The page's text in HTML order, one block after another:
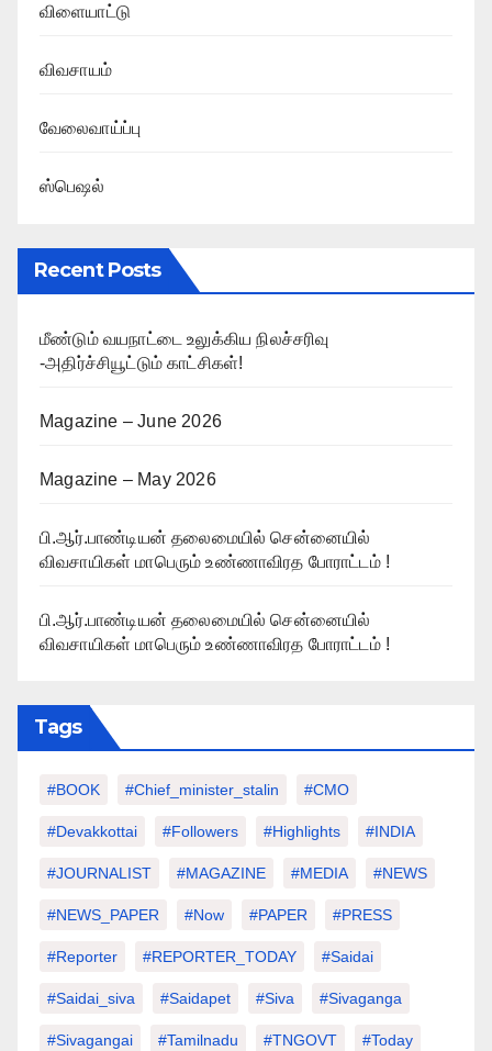
விளையாட்டு
விவசாயம்
வேலைவாய்ப்பு
ஸ்பெஷல்
Recent Posts
மீண்டும் வயநாட்டை உலுக்கிய நிலச்சரிவு
-அதிர்ச்சியூட்டும் காட்சிகள்!
Magazine – June 2026
Magazine – May 2026
பி.ஆர்.பாண்டியன் தலைமையில் சென்னையில்
விவசாயிகள் மாபெரும் உண்ணாவிரத போராட்டம் !
பி.ஆர்.பாண்டியன் தலைமையில் சென்னையில்
விவசாயிகள் மாபெரும் உண்ணாவிரத போராட்டம் !
Tags
#BOOK #chief_minister_stalin #CMO
#devakkottai #followers #highlights #INDIA
#JOURNALIST #MAGAZINE #MEDIA #NEWS
#NEWS_PAPER #Now #PAPER #PRESS
#Reporter #REPORTER_TODAY #saidai
#saidai_siva #saidapet #Siva #Sivaganga
#sivagangai #tamilnadu #TNGOVT #today